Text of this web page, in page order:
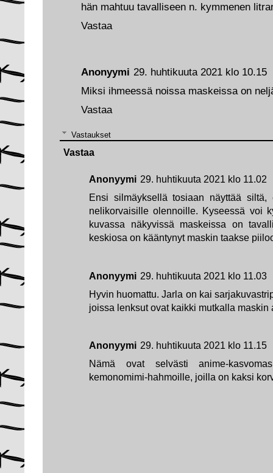
Anonyymi 29. huhtikuuta 2021 klo 10.15
Miksi ihmeessä noissa maskeissa on
Vastaa
Vastaukset
Anonyymi 29. huhtikuuta 2021 klo 11.02
Ensi silmäyksellä tosiaan näyttää
nelikorvaisille olennoille. Kyseessä voi
kuvassa näkyvissä maskeissa on
keskiosa on kääntynyt maskin taakse
Anonyymi 29. huhtikuuta 2021 klo 11.03
Hyvin huomattu. Jarla on kai
joissa lenksut ovat kaikki mutkalla maskin
Anonyymi 29. huhtikuuta 2021 klo 11.15
Nämä ovat selvästi anime-
kemonomimi-hahmoille, joilla on kaksi
Vastaa
hän mahtuu tavalliseen n. kymmenen
Vastaa